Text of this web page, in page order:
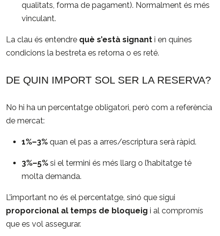
qualitats, forma de pagament). Normalment és més
vinculant.
La clau és entendre què s’està signant i en quines
condicions la bestreta es retorna o es reté.
DE QUIN IMPORT SOL SER LA RESERVA?
No hi ha un percentatge obligatori, però com a referència
de mercat:
1%–3% quan el pas a arres/escriptura serà ràpid.
3%–5% si el termini és més llarg o l’habitatge té
molta demanda.
L’important no és el percentatge, sinó que sigui
proporcional al temps de bloqueig i al compromís
que es vol assegurar.